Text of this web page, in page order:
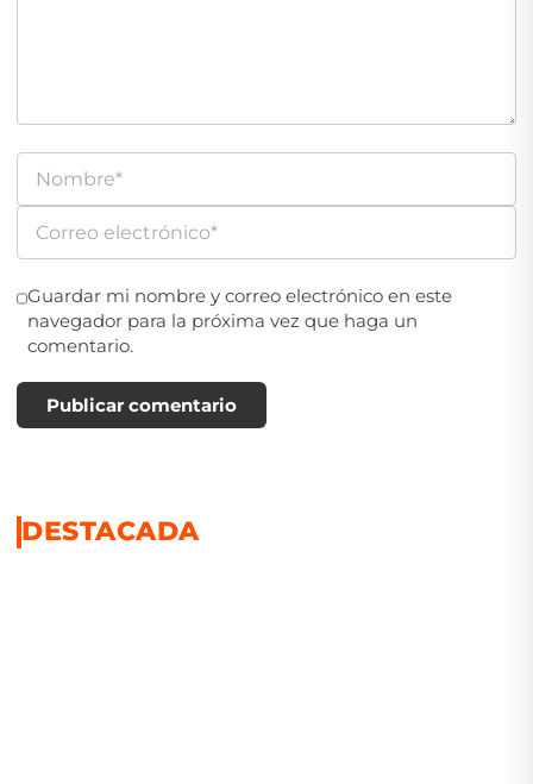
Guardar mi nombre y correo electrónico en este
navegador para la próxima vez que haga un
comentario.
Publicar comentario
DESTACADA